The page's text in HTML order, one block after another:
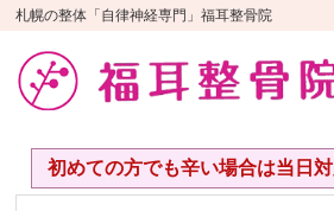
札幌の整体「自律神経専門」福耳整骨院
初めての方でも辛い場合は当日対